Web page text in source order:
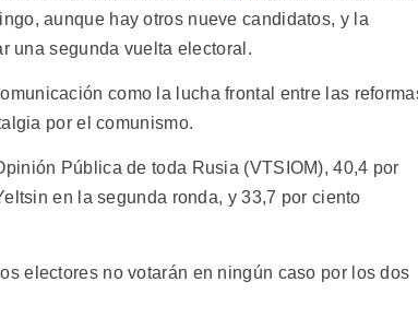
aunque hay otros nueve candidatos, y la
una segunda vuelta electoral.
como la lucha frontal entre las
por el comunismo.
Pública de toda Rusia (VTSIOM), 40,4 por
en la segunda ronda, y 33,7 por ciento
electores no votarán en ningún caso por los dos